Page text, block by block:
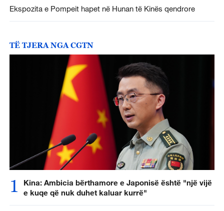
Ekspozita e Pompeit hapet në Hunan të Kinës qendrore
TË TJERA NGA CGTN
1
Kina: Ambicia bërthamore e Japonisë është "një vijë
e kuqe që nuk duhet kaluar kurrë"